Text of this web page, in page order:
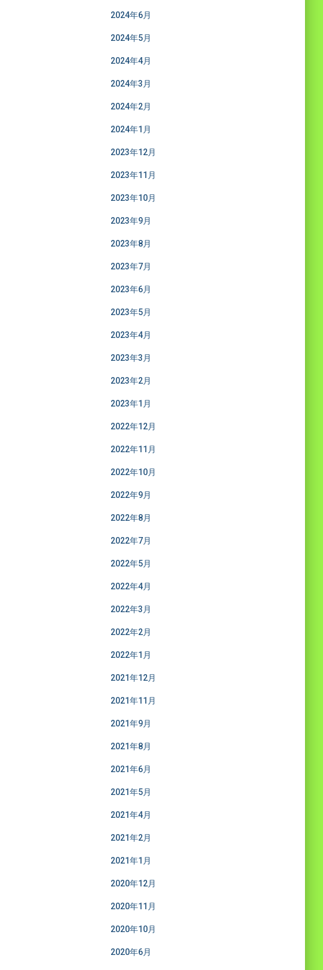
2024年6月
2024年5月
2024年4月
2024年3月
2024年2月
2024年1月
2023年12月
2023年11月
2023年10月
2023年9月
2023年8月
2023年7月
2023年6月
2023年5月
2023年4月
2023年3月
2023年2月
2023年1月
2022年12月
2022年11月
2022年10月
2022年9月
2022年8月
2022年7月
2022年5月
2022年4月
2022年3月
2022年2月
2022年1月
2021年12月
2021年11月
2021年9月
2021年8月
2021年6月
2021年5月
2021年4月
2021年2月
2021年1月
2020年12月
2020年11月
2020年10月
2020年6月